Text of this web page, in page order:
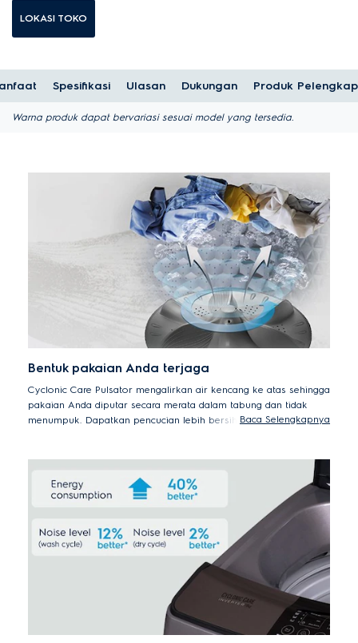
LOKASI TOKO
Spesifikasi Ulasan Dukungan Produk Pelengkap
Warna produk dapat bervariasi sesuai model yang tersedia.
Bentuk pakaian Anda terjaga
Cyclonic Care Pulsator mengalirkan air kencang ke atas sehingga
pakaian Anda diputar secara merata dalam tabung dan tidak
menumpuk. Dapatkan pencucian lebih bersih dengan gesekan
Baca Selengkapnya